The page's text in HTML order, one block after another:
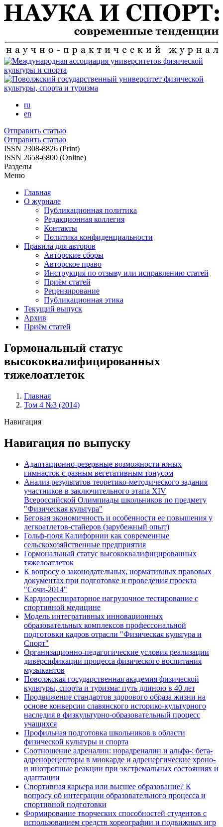
Перейти
к
ru
en
Отправить статью
Отправить статью
ISSN 2308-8826 (Print)
ISSN 2658-6800 (Online)
Разделы
Меню
Главная
О журнале
Публикационная политика
Редакционная коллегия
Контакты
Политика конфиденциальности
Правила для авторов
Авторские сборы
Авторское право
Инструкция по отзыву или исправлению статей
Приём статей
Рецензирование
Публикационная этика
Текущий выпуск
Архив
Приём статей
Гормональный статус
высококвалифицированных
тяжелоатлеток
Строка
навигации
Главная
Том 4 №3 (2014)
Навигация
Навигация по выпуску
Адаптационно-резервные возможности юных
гимнасток с разным вегетативным тонусом
Анализ результатов теоретико-методического задания
участников в заключительного этапа XIV
Всероссийской Олимпиады школьников по предмету
"Физическая культура"
Беговая экономичность и особенности ее повышения у
легкоатлетов-стайеров (зарубежный опыт)
Гольф-поля Калифорнии как современные
сельскохозяйственные предприятия
Гормональный статус высококвалифицированных
тяжелоатлеток
К вопросу о законодательных, нормативных правовых
документах при подготовке и проведения проекта
"Сочи-2014"
Кардиореспираторное нагрузочное тестирование с
спортивной медицине
Модель интегративных инновационных
образовательных комплексов профессональной
подготовки кадров отрасли "Физическая культура и
Спорт"
Организационно-педагогические условия реализации
диверсификации процесса физического воспитания
музыкантов
Поволжская государственная академия физической
культуры, спорта и туризма: путь длиною в 40 лет
Продвижение стандартов здорового образа жизни на
основе конверсии славянского историко-культурного
наследия в физкультурно-образовательный процесс
учащихся
Профильная подготовка школьников в области
физической культуры и спорта
Соотношение адреналин: норадреналин и альфа-: бета-
адренорецепторы в миокарде и адренергические хроно-
и инотропные реакции при экстремальных состояниях и
адаптации
Спортивная карьера или высшее образование? К
вопросу об интеграции образовательного процесса и
спортивной подготовки
Формирование творческих способностей студентов с
использованием средств хореографии и подвижных игр